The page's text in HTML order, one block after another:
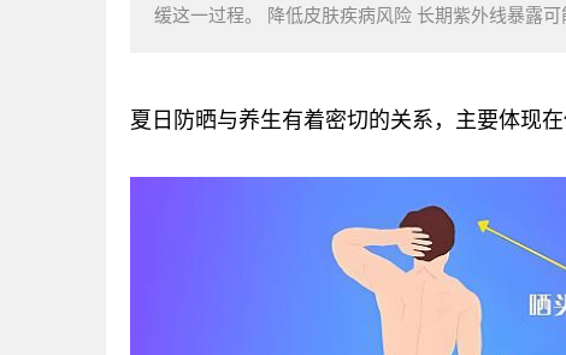
缓这一过程‌。‌ 降低皮肤疾病风险‌ 长期紫外线暴露可
夏日防晒与养生有着密切的关系，主要体现